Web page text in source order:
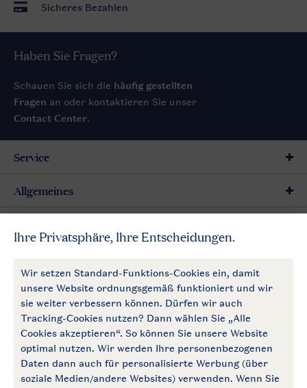
Sicheres Bezahlen
Haben Sie Fragen?
Schauen Sie sich die häufig gestellten
Fragen an oder kontaktieren Sie unser
Contact Center.
Follow Us
facebookinstagram
Service
Allgemeines